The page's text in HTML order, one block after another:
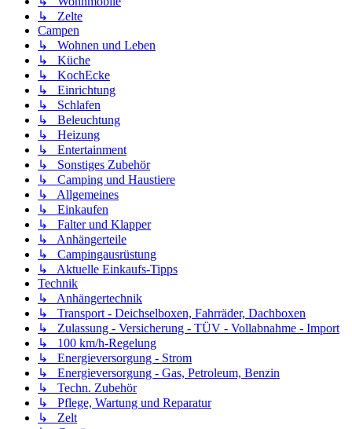
↳ Zelte
Campen
↳ Wohnen und Leben
↳ Küche
↳ KochEcke
↳ Einrichtung
↳ Schlafen
↳ Beleuchtung
↳ Heizung
↳ Entertainment
↳ Sonstiges Zubehör
↳ Camping und Haustiere
↳ Allgemeines
↳ Einkaufen
↳ Falter und Klapper
↳ Anhängerteile
↳ Campingausrüstung
↳ Aktuelle Einkaufs-Tipps
Technik
↳ Anhängertechnik
↳ Transport - Deichselboxen, Fahrräder, Dachboxen
↳ Zulassung - Versicherung - TÜV - Vollabnahme - Import
↳ 100 km/h-Regelung
↳ Energieversorgung - Strom
↳ Energieversorgung - Gas, Petroleum, Benzin
↳ Techn. Zubehör
↳ Pflege, Wartung und Reparatur
↳ Zelt